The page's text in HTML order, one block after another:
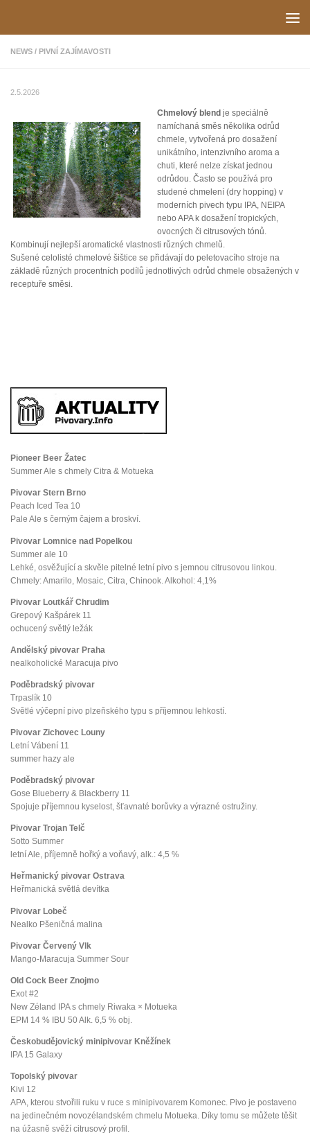
NEWS / PIVNÍ ZAJÍMAVOSTI
2.5.2026
Chmelový blend je speciálně
namíchaná směs několika odrůd
chmele, vytvořená pro dosažení
unikátního, intenzivního aroma a
chuti, které nelze získat jednou
odrůdou. Často se používá pro
studené chmelení (dry hopping) v
moderních pivech typu IPA, NEIPA
nebo APA k dosažení tropických,
ovocných či citrusových tónů.
Kombinují nejlepší aromatické vlastnosti různých chmelů.
Sušené celolisté chmelové šištice se přidávají do peletovacího stroje na
základě různých procentních podílů jednotlivých odrůd chmele obsažených v
receptuře směsi.
Pioneer Beer Žatec
Summer Ale s chmely Citra & Motueka
Pivovar Stern Brno
Peach Iced Tea 10
Pale Ale s černým čajem a broskví.
Pivovar Lomnice nad Popelkou
Summer ale 10
Lehké, osvěžující a skvěle pitelné letní pivo s jemnou citrusovou linkou.
Chmely: Amarilo, Mosaic, Citra, Chinook. Alkohol: 4,1%
Pivovar Loutkář Chrudim
Grepový Kašpárek 11
ochucený světlý ležák
Andělský pivovar Praha
nealkoholické Maracuja pivo
Poděbradský pivovar
Trpaslík 10
Světlé výčepní pivo plzeňského typu s příjemnou lehkostí.
Pivovar Zichovec Louny
Letní Vábení 11
summer hazy ale
Poděbradský pivovar
Gose Blueberry & Blackberry 11
Spojuje příjemnou kyselost, šťavnaté borůvky a výrazné ostružiny.
Pivovar Trojan Telč
Sotto Summer
letní Ale, příjemně hořký a voňavý, alk.: 4,5 %
Heřmanický pivovar Ostrava
Heřmanická světlá devítka
Pivovar Lobeč
Nealko Pšeničná malina
Pivovar Červený Vlk
Mango-Maracuja Summer Sour
Old Cock Beer Znojmo
Exot #2
New Zéland IPA s chmely Riwaka × Motueka
EPM 14 % IBU 50 Alk. 6,5 % obj.
Českobudějovický minipivovar Kněžínek
IPA 15 Galaxy
Topolský pivovar
Kivi 12
APA, kterou stvořili ruku v ruce s minipivovarem Komonec. Pivo je postaveno
na jedinečném novozélandském chmelu Motueka. Díky tomu se můžete těšit
na úžasně svěží citrusový profil.